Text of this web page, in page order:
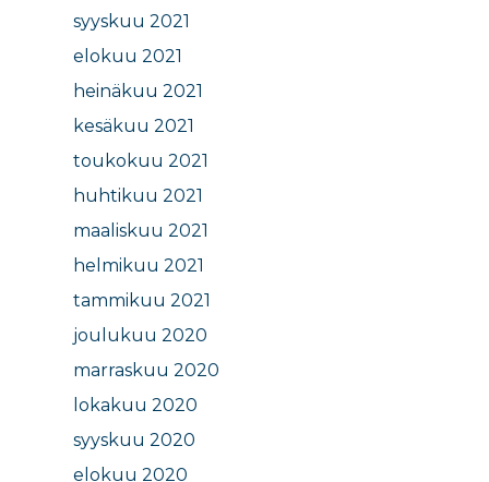
syyskuu 2021
elokuu 2021
heinäkuu 2021
kesäkuu 2021
toukokuu 2021
huhtikuu 2021
maaliskuu 2021
helmikuu 2021
tammikuu 2021
joulukuu 2020
marraskuu 2020
lokakuu 2020
syyskuu 2020
elokuu 2020